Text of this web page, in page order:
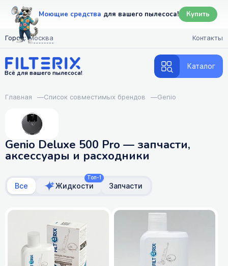
Моющие средства для вашего пылесоса! Купить
Город: Москва Контакты
Всё для вашего пылесоса!
Каталог
Главная —Список совместимых брендов —Genio
Genio Deluxe 500 Pro — запчасти,
аксессуары и расходники
Все
Топ-1
Жидкости Запчасти